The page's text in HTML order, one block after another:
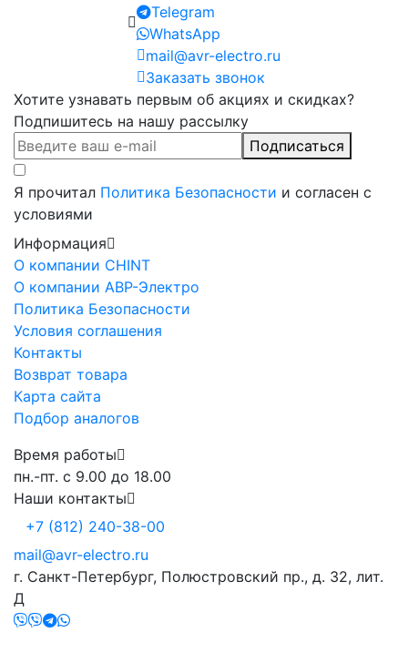
Telegram
WhatsApp
mail@avr-electro.ru
Заказать звонок
Хотите узнавать первым об акциях и скидках?
Подпишитесь на нашу рассылку
Подписаться
Я прочитал Политика Безопасности и согласен с
условиями
Информация
О компании CHINT
О компании АВР-Электро
Политика Безопасности
Условия соглашения
Контакты
Возврат товара
Карта сайта
Подбор аналогов
Время работы
пн.-пт. с 9.00 до 18.00
Наши контакты
+7 (812) 240-38-00
mail@avr-electro.ru
г. Санкт-Петербург, Полюстровский пр., д. 32, лит.
Д